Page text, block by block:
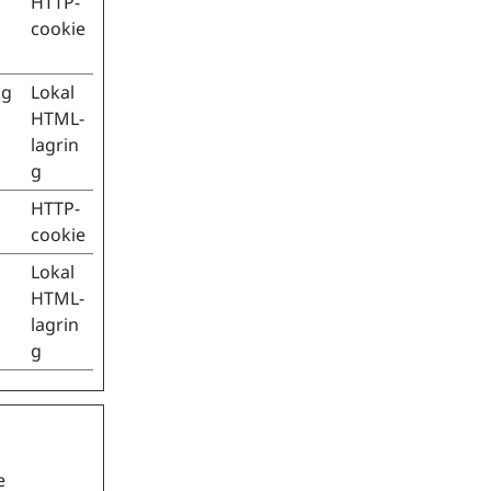
cookie
Lokal
HTML-
lagrin
g
HTTP-
cookie
Lokal
HTML-
lagrin
g